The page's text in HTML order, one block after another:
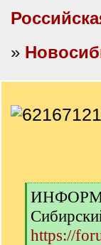
»
[
q
]
https://